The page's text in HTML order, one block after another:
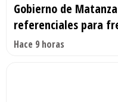
Gobierno de
referenciales para
Hace 9 horas